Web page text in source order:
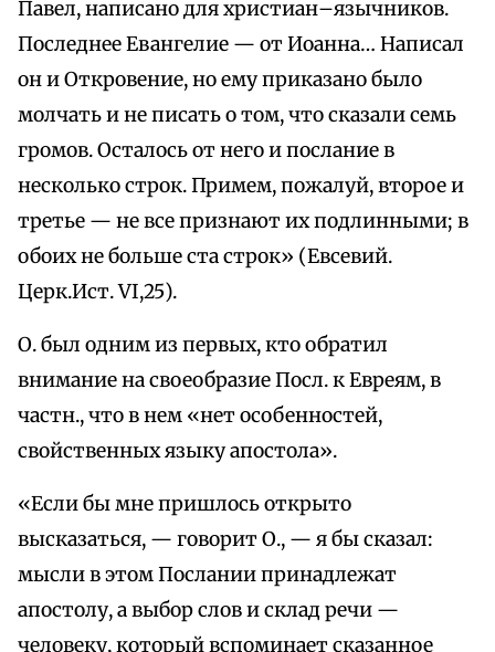
Павел, написано для христиан–язычников.
Последнее Евангелие — от Иоанна… Написал
он и Откровение, но ему приказано было
молчать и не писать о том, что сказали семь
громов. Осталось от него и послание в
несколько строк. Примем, пожалуй, второе и
третье — не все признают их подлинными; в
обоих не больше ста строк» (Евсевий.
Церк.Ист. VI,25).
О. был одним из первых, кто обратил
внимание на своеобразие Посл. к Евреям, в
частн., что в нем «нет особенностей,
свойственных языку апостола».
«Если бы мне пришлось открыто
высказаться, — говорит О., — я бы сказал:
мысли в этом Послании принадлежат
апостолу, а выбор слов и склад речи —
человеку, который вспоминает сказанное